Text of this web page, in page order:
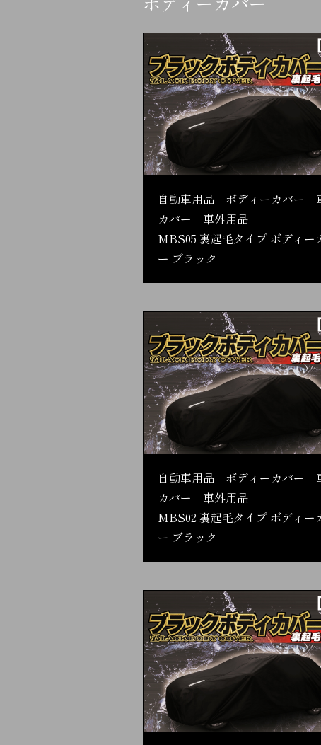
自動車用品 ボディーカバー
カバー 車外用品
MBS05 裏起毛タイプ ボディー
ー ブラック
自動車用品 ボディーカバー
カバー 車外用品
MBS02 裏起毛タイプ ボディー
ー ブラック